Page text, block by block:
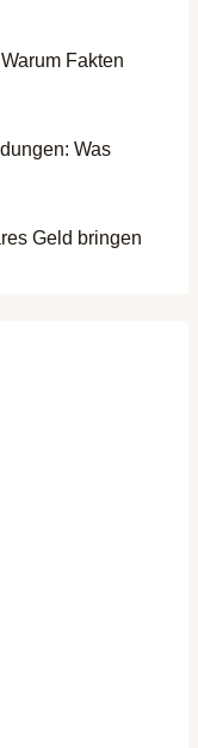
Fakten
Was
Geld bringen